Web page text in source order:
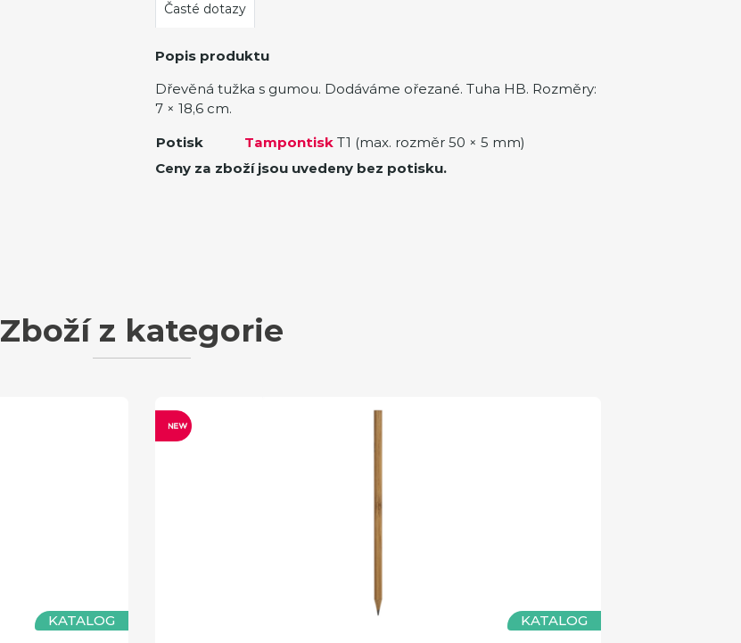
Časté dotazy
Popis produktu
Dřevěná tužka s gumou. Dodáváme ořezané. Tuha HB. Rozměry:
7 × 18,6 cm.
Potisk
Tampontisk T1 (max. rozměr 50 × 5 mm)
Ceny za zboží jsou uvedeny bez potisku.
Zboží z kategorie
KATALOG KATALOG